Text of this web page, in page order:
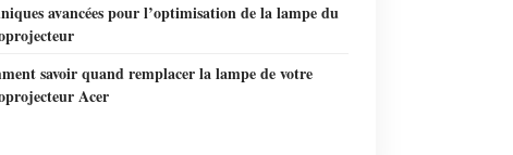
avancées pour l’optimisation de la lampe du
savoir quand remplacer la lampe de votre
Acer